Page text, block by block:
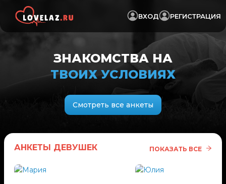
ВХОД РЕГИСТРАЦИЯ
ЗНАКОМСТВА НА
ТВОИХ УСЛОВИЯХ
Смотреть все анкеты
АНКЕТЫ ДЕВУШЕК ПОКАЗАТЬ ВСЕ